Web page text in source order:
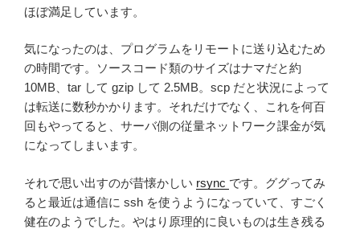
ほぼ満足しています。
気になったのは、プログラムをリモートに送り込むため
の時間です。ソースコード類のサイズはナマだと約
10MB、tar して gzip して 2.5MB。scp だと状況によって
は転送に数秒かかります。それだけでなく、これを何百
回もやってると、サーバ側の従量ネットワーク課金が気
になってしまいます。
それで思い出すのが昔懐かしい rsync です。ググってみ
ると最近は通信に ssh を使うようになっていて、すごく
健在のようでした。やはり原理的に良いものは生き残る